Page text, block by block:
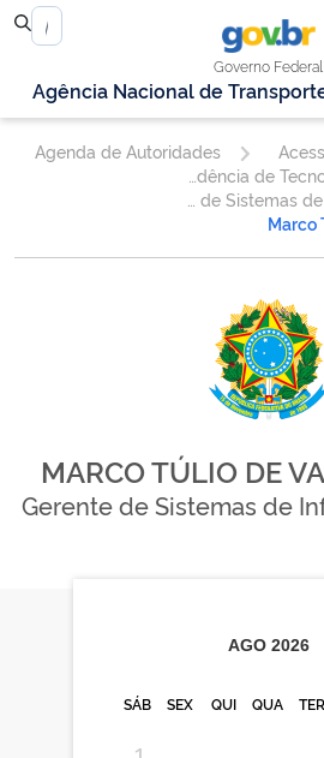
Governo Federal
Agência Nacional de
Agenda de Autoridades
Superintendência de Tecnologia da Informação
Marco
MARCO TÚLIO DE
Gerente de Sistemas de
AGO 2026
TER
QUA
QUI
SEX
SÁB